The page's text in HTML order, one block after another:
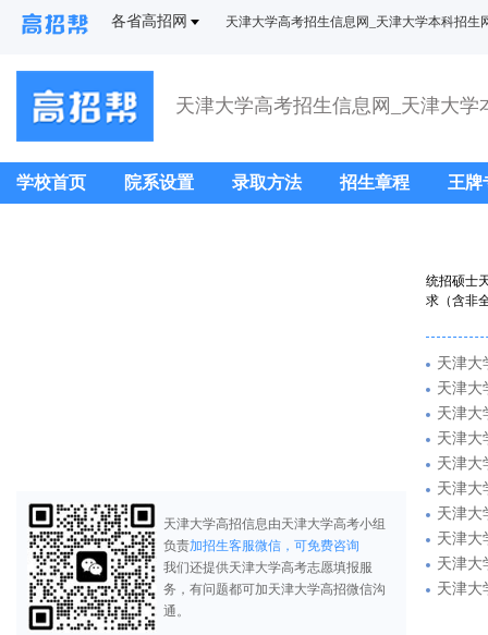
各省高招网 天津大学高考招生信息网_天津大学本科招生
学校首页 院系设置 录取方法 招生章程 王牌
天津大学高招信息由天津大学高考小组
负责加招生客服微信，可免费咨询
我们还提供天津大学高考志愿填报服
务，有问题都可加天津大学高招微信沟
通。
统招硕士
求（含非
天津大
天津大
天津大
天津大
天津大
天津大
天津大
天津大
天津大
天津大